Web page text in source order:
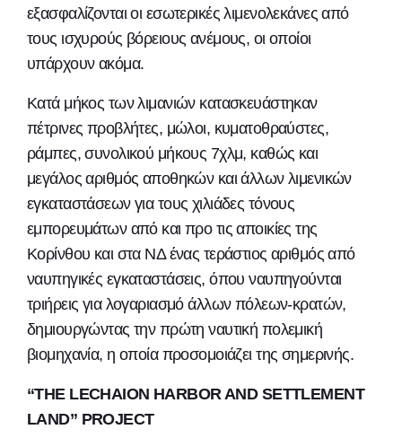
εξασφαλίζονται οι εσωτερικές λιμενολεκάνες από
τους ισχυρούς βόρειους ανέμους, οι οποίοι
υπάρχουν ακόμα.
Κατά μήκος των λιμανιών κατασκευάστηκαν
πέτρινες προβλήτες, μώλοι, κυματοθραύστες,
ράμπες, συνολικού μήκους 7χλμ, καθώς και
μεγάλος αριθμός αποθηκών και άλλων λιμενικών
εγκαταστάσεων για τους χιλιάδες τόνους
εμπορευμάτων από και προ τις αποικίες της
Κορίνθου και στα ΝΔ ένας τεράστιος αριθμός από
ναυπηγικές εγκαταστάσεις, όπου ναυπηγούνται
τριήρεις για λογαριασμό άλλων πόλεων-κρατών,
δημιουργώντας την πρώτη ναυτική πολεμική
βιομηχανία, η οποία προσομοιάζει της σημερινής.
“THE LECHAION HARBOR AND SETTLEMENT
LAND” PROJECT